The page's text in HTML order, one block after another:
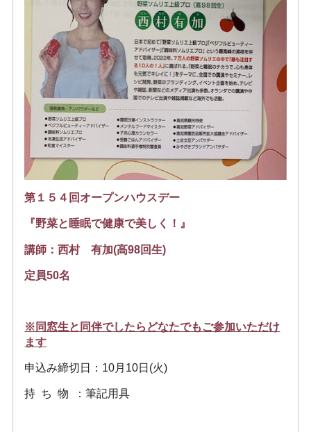
第１５４回オープンハウスデー
『野菜と睡眠で健康で美しく！』
講師：西村 有加(高98回生)
定員50名
※同窓生と同伴でしたらどなたでもご参加いただけ
ます
申込み締切日：10月10日(火)
持 ち 物 ：筆記用具